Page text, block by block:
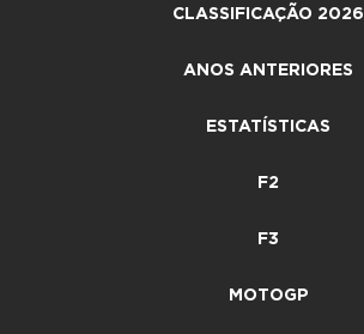
CLASSIFICAÇÃO 2026
ANOS ANTERIORES
ESTATÍSTICAS
F2
F3
MOTOGP